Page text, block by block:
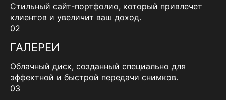
Стильный сайт-портфолио, который привлечет
клиентов и увеличит ваш доход.
02
ГАЛЕРЕИ
Облачный диск, созданный специально для
эффектной и быстрой передачи снимков.
03